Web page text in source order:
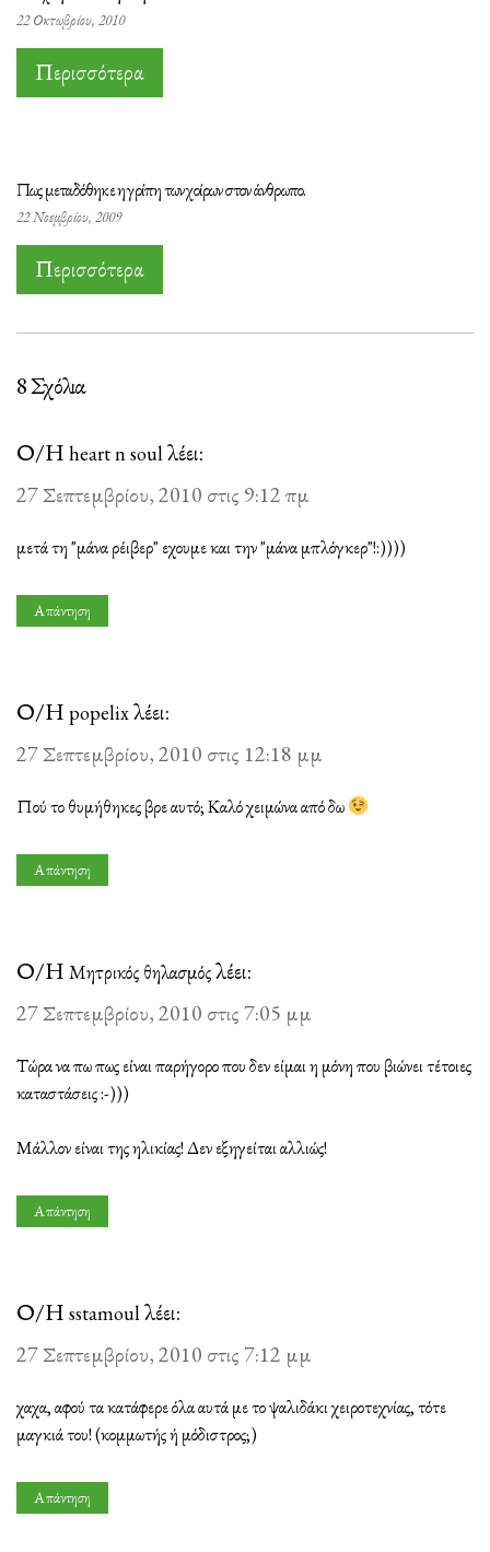
22 Οκτωβρίου, 2010
Περισσότερα
Πως μεταδόθηκε η γρίπη των χοίρων στον άνθρωπο.
22 Νοεμβρίου, 2009
Περισσότερα
8 Σχόλια
Ο/Η heart n soulλέει:
27 Σεπτεμβρίου, 2010 στις 9:12 πμ
μετά τη "μάνα ρέιβερ" εχουμε και την "μάνα μπλόγκερ"!:))))
Απάντηση
Ο/Η popelixλέει:
27 Σεπτεμβρίου, 2010 στις 12:18 μμ
Πού το θυμήθηκες βρε αυτό; Καλό χειμώνα από δω
Απάντηση
Ο/Η Μητρικός θηλασμόςλέει:
27 Σεπτεμβρίου, 2010 στις 7:05 μμ
Τώρα να πω πως είναι παρήγορο που δεν είμαι η μόνη που βιώνει τέτοιες
καταστάσεις :-)))
Μάλλον είναι της ηλικίας! Δεν εξηγείται αλλιώς!
Απάντηση
Ο/Η sstamoulλέει:
27 Σεπτεμβρίου, 2010 στις 7:12 μμ
χαχα, αφού τα κατάφερε όλα αυτά με το ψαλιδάκι χειροτεχνίας, τότε
μαγκιά του! (κομμωτής ή μόδιστρος;)
Απάντηση